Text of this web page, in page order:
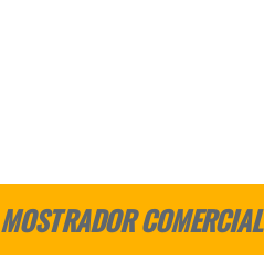
MOSTRADOR COMERCIAL